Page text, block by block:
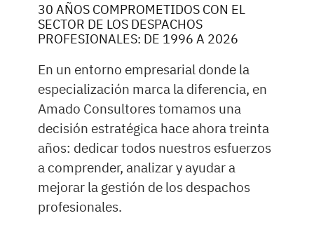
30 AÑOS COMPROMETIDOS CON EL
SECTOR DE LOS DESPACHOS
PROFESIONALES: DE 1996 A 2026
En un entorno empresarial donde la
especialización marca la diferencia, en
Amado Consultores tomamos una
decisión estratégica hace ahora treinta
años: dedicar todos nuestros esfuerzos
a comprender, analizar y ayudar a
mejorar la gestión de los despachos
profesionales.